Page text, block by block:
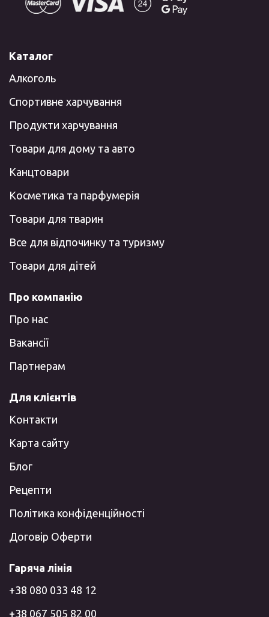
Каталог
Алкоголь
Спортивне харчування
Продукти харчування
Товари для дому та авто
Канцтовари
Косметика та парфумерія
Товари для тварин
Все для відпочинку та туризму
Товари для дітей
Про компанію
Про нас
Вакансії
Партнерам
Для клієнтів
Контакти
Карта сайту
Блог
Рецепти
Політика конфіденційності
Договір Оферти
Гаряча лінія
+38 080 033 48 12
+38 067 505 82 00